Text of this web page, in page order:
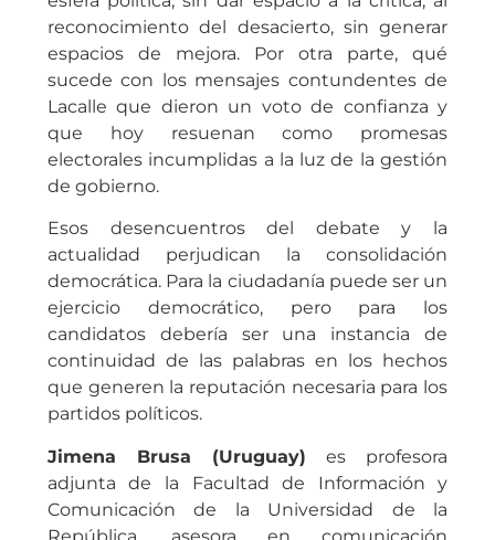
reconocimiento del desacierto, sin generar
espacios de mejora. Por otra parte, qué
sucede con los mensajes contundentes de
Lacalle que dieron un voto de confianza y
que hoy resuenan como promesas
electorales incumplidas a la luz de la gestión
de gobierno.
Esos desencuentros del debate y la
actualidad perjudican la consolidación
democrática. Para la ciudadanía puede ser un
ejercicio democrático, pero para los
candidatos debería ser una instancia de
continuidad de las palabras en los hechos
que generen la reputación necesaria para los
partidos políticos.
Jimena Brusa (Uruguay) es profesora
adjunta de la Facultad de Información y
Comunicación de la Universidad de la
República, asesora en comunicación